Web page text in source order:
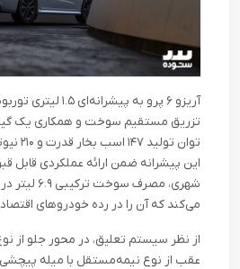
آریزو ۶ پرو به
تزریق مستقیم سوخت و همکاری یک گیربکس
توان
این پیشرانه ضمن ارائه‌ عملکردی قابل
می‌کند که آن را در رده‌ خودروهای
از نظر سیستم تعلیق، در محور جلو از
عقب از نوع نیمه‌مستقل با میله